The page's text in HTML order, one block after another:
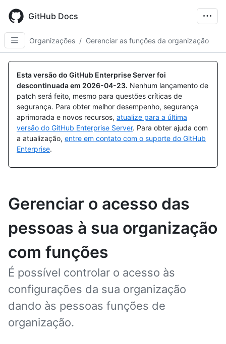
main
content
GitHub Docs
Organizações / Gerenciar as funções da organização
Esta versão do GitHub Enterprise Server foi
descontinuada em 2026-04-23. Nenhum lançamento de
patch será feito, mesmo para questões críticas de
segurança. Para obter melhor desempenho, segurança
aprimorada e novos recursos, atualize para a última
versão do GitHub Enterprise Server. Para obter ajuda com
a atualização, entre em contato com o suporte do GitHub
Enterprise.
Gerenciar o acesso das
pessoas à sua organização
com funções
É possível controlar o acesso às
configurações da sua organização
dando às pessoas funções de
organização.